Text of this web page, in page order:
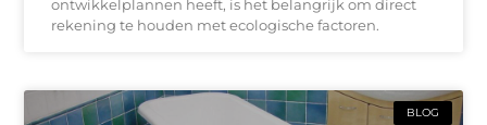
ontwikkelplannen heeft, is het belangrijk om direct
rekening te houden met ecologische factoren.
BLOG